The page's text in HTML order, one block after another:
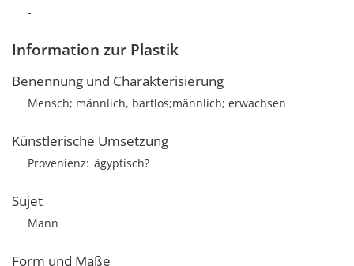
-
Information zur Plastik
Benennung und Charakterisierung
Mensch; männlich, bartlos;männlich; erwachsen
Künstlerische Umsetzung
Provenienz ägyptisch?
Sujet
Mann
Form und Maße